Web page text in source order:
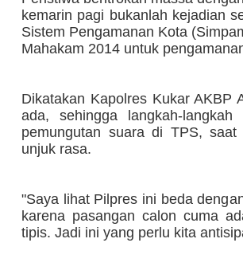
kemarin pagi bukanlah kejadian
Sistem Pengamanan Kota
Mahakam 2014 untuk
Dikatakan Kapolres Kukar AKBP
ada, sehingga langkah-
pemungutan suara di TPS,
unjuk rasa.
"Saya lihat Pilpres ini beda
karena pasangan calon cuma
tipis. Jadi ini yang perlu kita